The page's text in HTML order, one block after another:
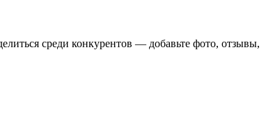
среди конкурентов — добавьте фото, отзывы,